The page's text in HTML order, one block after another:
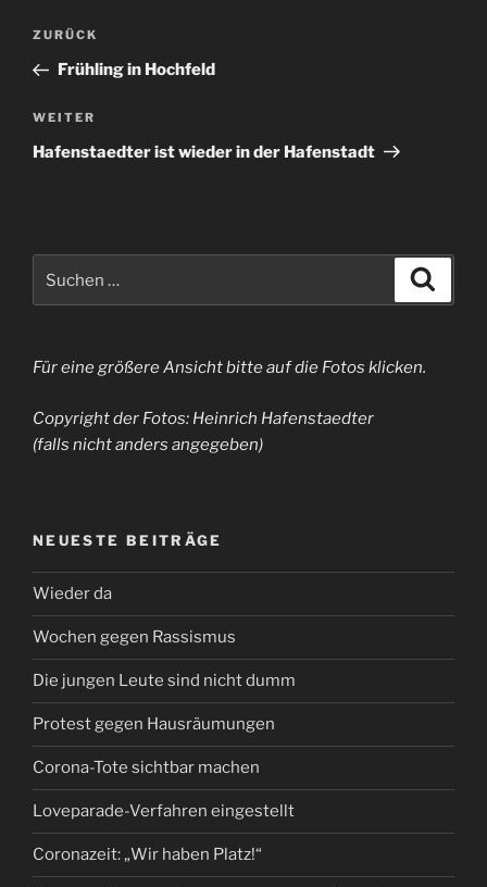
Beitragsnavigation
Vorheriger
Beitrag
ZURÜCK
Frühling in Hochfeld
Nächster
Beitrag
WEITER
Hafenstaedter ist wieder in der Hafenstadt
nach:
Für eine größere Ansicht bitte auf die Fotos klicken.
Copyright der Fotos: Heinrich Hafenstaedter
(falls nicht anders angegeben)
NEUESTE BEITRÄGE
Wieder da
Wochen gegen Rassismus
Die jungen Leute sind nicht dumm
Protest gegen Hausräumungen
Corona-Tote sichtbar machen
Loveparade-Verfahren eingestellt
Coronazeit: „Wir haben Platz!“